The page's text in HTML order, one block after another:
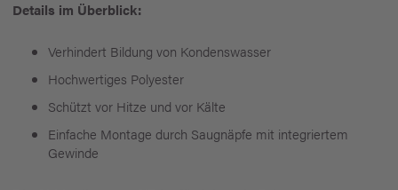
Details im Überblick:
Verhindert Bildung von Kondenswasser
Hochwertiges Polyester
Schützt vor Hitze und vor Kälte
Einfache Montage durch Saugnäpfe mit integriertem
Gewinde